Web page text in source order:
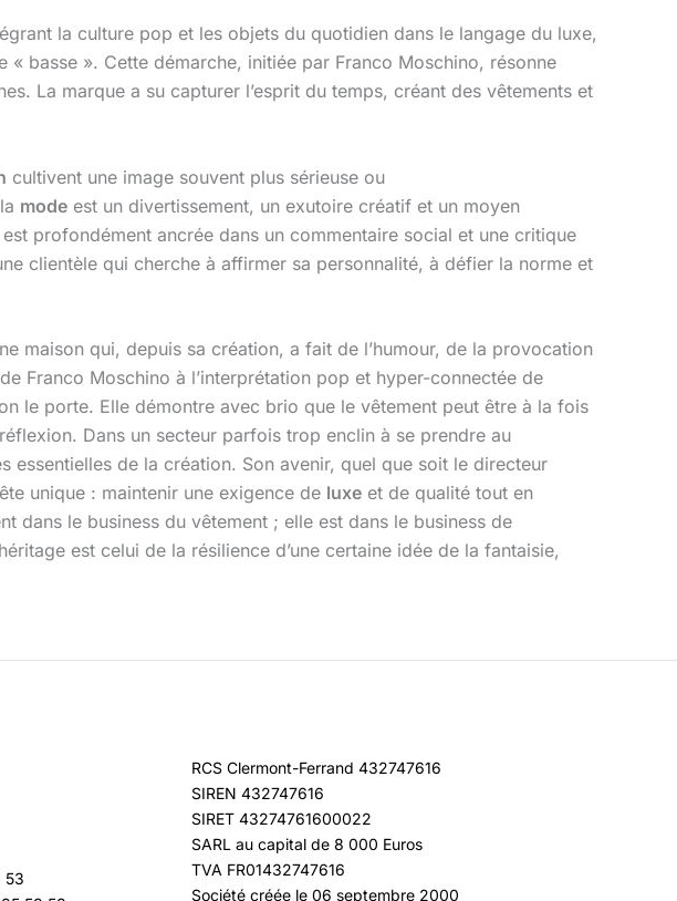
la culture pop et les objets du quotidien dans le langage du luxe,
« basse ». Cette démarche, initiée par Franco Moschino, résonne
La marque a su capturer l’esprit du temps, créant des vêtements et
cultivent une image souvent plus sérieuse ou
mode est un divertissement, un exutoire créatif et un moyen
profondément ancrée dans un commentaire social et une critique
clientèle qui cherche à affirmer sa personnalité, à défier la norme et
maison qui, depuis sa création, a fait de l’humour, de la provocation
Franco Moschino à l’interprétation pop et hyper-connectée de
le porte. Elle démontre avec brio que le vêtement peut être à la fois
Dans un secteur parfois trop enclin à se prendre au
de la création. Son avenir, quel que soit le directeur
unique : maintenir une exigence de luxe et de qualité tout en
dans le business du vêtement ; elle est dans le business de
est celui de la résilience d’une certaine idée de la fantaisie,
53
RCS Clermont-Ferrand 432747616
SIREN 432747616
SIRET 43274761600022
SARL au capital de 8 000 Euros
TVA FR01432747616
Société créée le 06 septembre 2000